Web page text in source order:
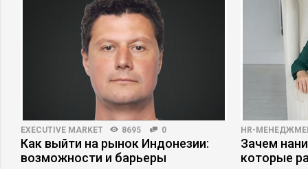
EXECUTIVE MARKET 8695 0
Как выйти на рынок Индонезии:
возможности и барьеры
HR-
Зачем
которые